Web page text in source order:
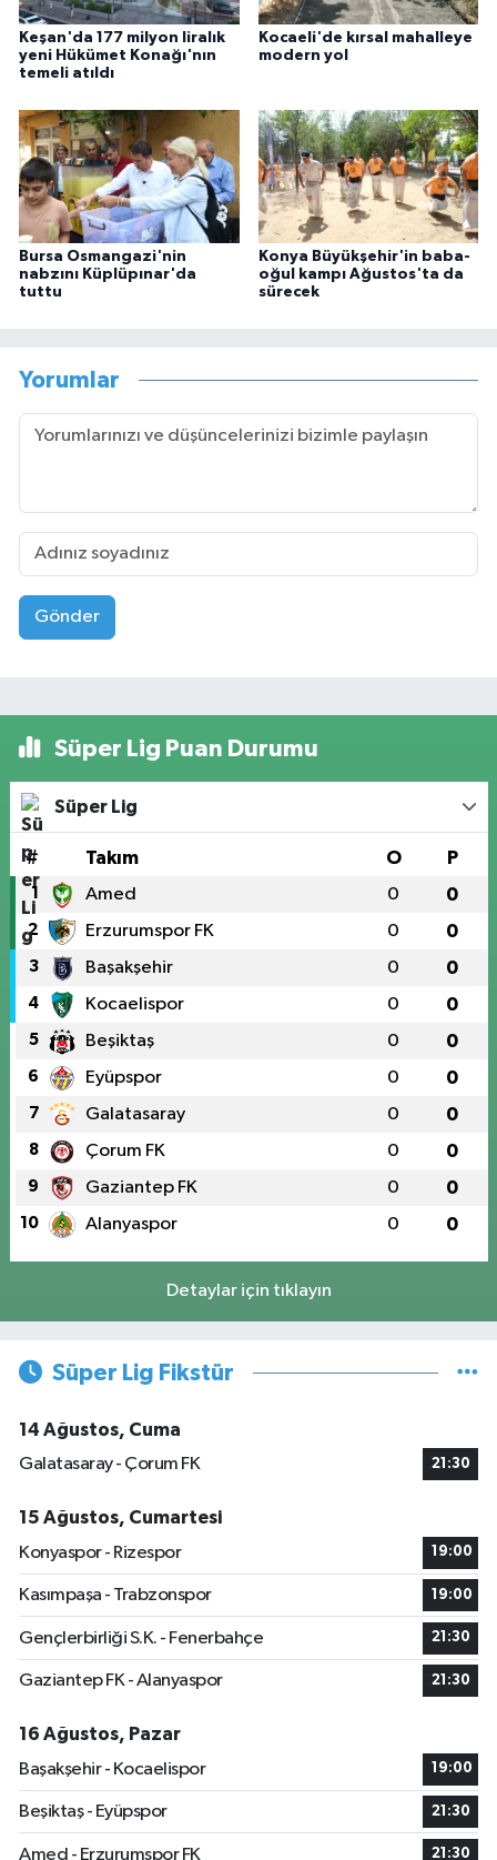
Keşan'da 177 milyon liralık
yeni Hükümet Konağı'nın
temeli atıldı
Kocaeli'de kırsal mahalleye
modern yol
Bursa Osmangazi'nin
nabzını Küplüpınar'da
tuttu
Konya Büyükşehir'in baba-
oğul kampı Ağustos'ta da
sürecek
Yorumlar
Gönder
Süper Lig Puan Durumu
Süper Lig
# Takım O P
1 Amed 0 0
2 Erzurumspor FK 0 0
3 Başakşehir 0 0
4 Kocaelispor 0 0
5 Beşiktaş 0 0
6 Eyüpspor 0 0
7 Galatasaray 0 0
8 Çorum FK 0 0
9 Gaziantep FK 0 0
10 Alanyaspor 0 0
Detaylar için tıklayın
Süper Lig Fikstür
14 Ağustos, Cuma
Galatasaray - Çorum FK
21:30
15 Ağustos, Cumartesi
Konyaspor - Rizespor
19:00
Kasımpaşa - Trabzonspor 19:00
Gençlerbirliği S.K. - Fenerbahçe 21:30
Gaziantep FK - Alanyaspor 21:30
16 Ağustos, Pazar
Başakşehir - Kocaelispor
19:00
Beşiktaş - Eyüpspor 21:30
Amed - Erzurumspor FK 21:30